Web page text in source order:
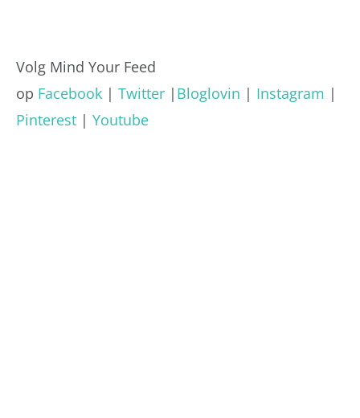
Volg Mind Your Feed
op Facebook | Twitter | Bloglovin | Instagram |
Pinterest | Youtube